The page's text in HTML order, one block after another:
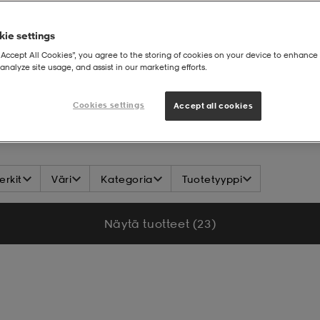
Väri Kategoria Tuotetyyppi
Näytä tuotteet (23)
settings
All Cookies”, you agree to the storing of cookies on your device to enhance
site usage, and assist in our marketing efforts.
Cookies settings Accept all cookies